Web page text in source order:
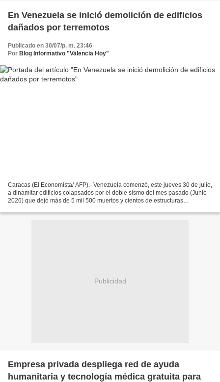
En Venezuela se inició demolición de edificios
dañados por terremotos
Publicado en 30/07/p. m. 23:46
Por Blog Informativo "Valencia Hoy"
Caracas (El Economista/ AFP).- Venezuela comenzó, este jueves 30 de julio,
a dinamitar edificios colapsados por el doble sismo del mes pasado (Junio
2026) que dejó más de 5 mil 500 muertos y cientos de estructuras
Publicidad
Empresa privada despliega red de ayuda
humanitaria y tecnología médica gratuita para